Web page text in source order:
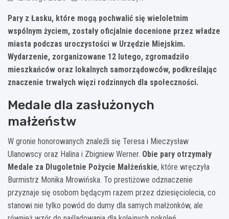
Pary z Łasku, które mogą pochwalić się wieloletnim
wspólnym życiem, zostały oficjalnie docenione przez władze
miasta podczas uroczystości w Urzędzie Miejskim.
Wydarzenie, zorganizowane 12 lutego, zgromadziło
mieszkańców oraz lokalnych samorządowców, podkreślając
znaczenie trwałych więzi rodzinnych dla społeczności.
Medale dla zasłużonych
małżeństw
W gronie honorowanych znaleźli się Teresa i Mieczysław
Ulanowscy oraz Halina i Zbigniew Werner. Obie pary otrzymały
Medale za Długoletnie Pożycie Małżeńskie, które wręczyła
Burmistrz Monika Mrowińska. To prestiżowe odznaczenie
przyznaje się osobom będącym razem przez dziesięciolecia, co
stanowi nie tylko powód do dumy dla samych małżonków, ale